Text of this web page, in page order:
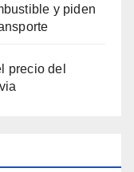
y piden
precio del